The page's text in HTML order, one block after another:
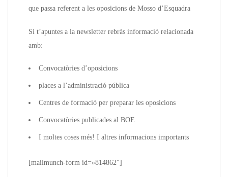
que passa referent a les oposicions de Mosso d’Esquadra
Si t’apuntes a la newsletter rebràs informació relacionada
amb:
Convocatòries d’oposicions
places a l’administració pública
Centres de formació per preparar les oposicions
Convocatòries publicades al BOE
I moltes coses més! I altres informacions importants
[mailmunch-form id=»814862″]